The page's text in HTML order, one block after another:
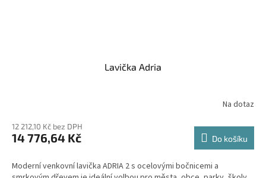
Lavička Adria
Na dotaz
12 212,10 Kč bez DPH
14 776,64 Kč Do košíku
Moderní venkovní lavička ADRIA 2 s ocelovými bočnicemi a